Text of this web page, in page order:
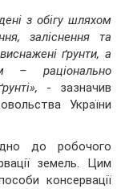
з обігу шляхом
заліснення та
ґрунти, а
– раціонально
- зазначив
України
до робочого
земель. Цим
консервації